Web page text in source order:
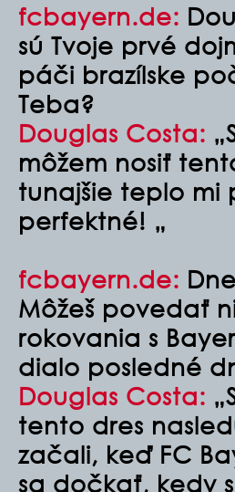
fcbayern.de:
sú Tvoje prvé
páči brazílske
Teba?
Douglas Costa:
môžem nosiť
tunajšie teplo mi
perfektné! „
fcbayern.de:
Môžeš povedať
rokovania s
dialo posledné
Douglas Costa:
tento dres
začali, keď FC
sa dočkať, kedy